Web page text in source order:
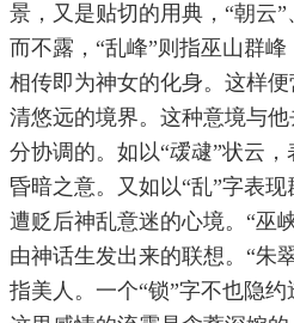
景，又是贴切的用典，“朝云
而不露，“乱峰”则指巫山群峰
相传即为神女的化身。这样
清悠远的境界。这种意境与
分协调的。如以“叆叇”状云
昏暗之意。又如以“乱”字表
遭贬后神乱意迷的心境。“巫
由神话生发出来的联想。“朱
指美人。一个“锁”字不也隐约